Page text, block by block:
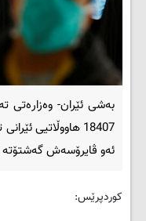
بەشی ئێران- وەزارەتی
18407 هاووڵاتیی
ئەو ڤایرۆسەش گەشتۆتە 1284 کەس.
کوردپرێس: